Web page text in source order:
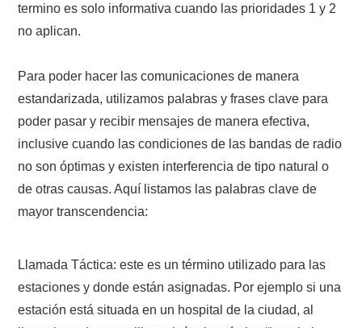
termino es solo informativa cuando las prioridades 1 y 2
no aplican.
Para poder hacer las comunicaciones de manera
estandarizada, utilizamos palabras y frases clave para
poder pasar y recibir mensajes de manera efectiva,
inclusive cuando las condiciones de las bandas de radio
no son óptimas y existen interferencia de tipo natural o
de otras causas. Aquí listamos las palabras clave de
mayor transcendencia:
Llamada Táctica: este es un término utilizado para las
estaciones y donde están asignadas. Por ejemplo si una
estación está situada en un hospital de la ciudad, al